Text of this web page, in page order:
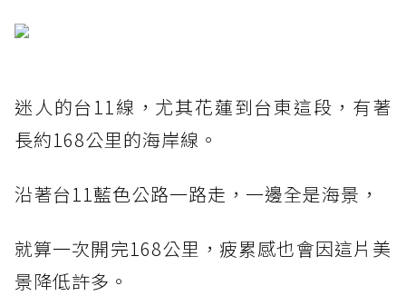
迷人的台11線，尤其花蓮到台東這段，有著
長約168公里的海岸線。
沿著台11藍色公路一路走，一邊全是海景，
就算一次開完168公里，疲累感也會因這片美
景降低許多。